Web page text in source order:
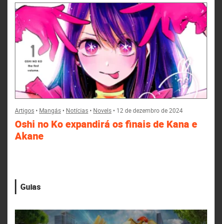
Artigos• Mangás• Notícias• Novels• 12 de dezembro de 2024
Oshi no Ko expandirá os finais de Kana e
Akane
Guias